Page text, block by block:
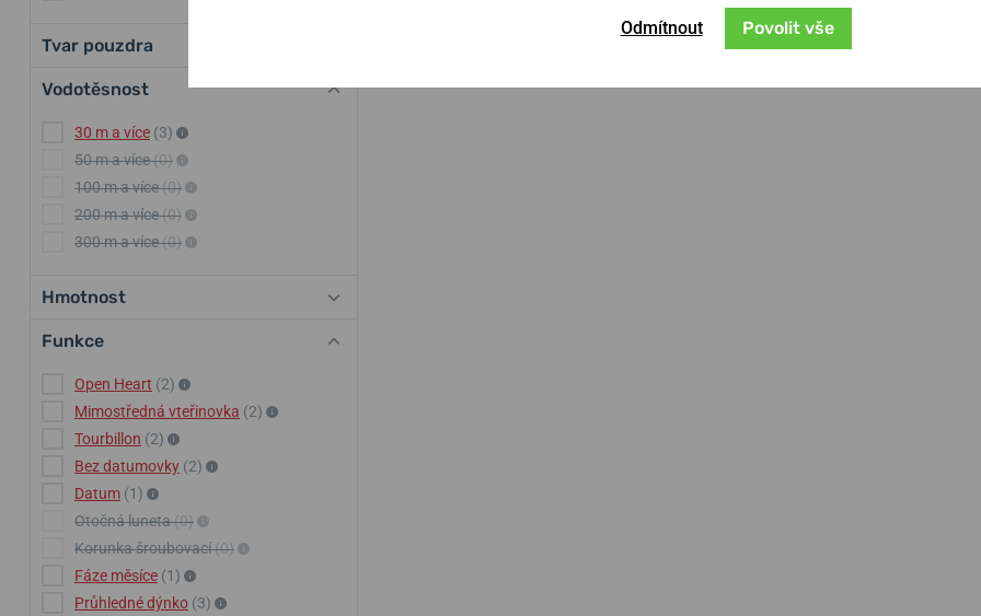
Tvar pouzdra
Vodotěsnost
30 m a více (3)
50 m a více(0)
100 m a více(0)
200 m a více(0)
300 m a více(0)
Hmotnost
Funkce
Open Heart (2)
Mimostředná vteřinovka (2)
Tourbillon (2)
Bez datumovky (2)
Datum (1)
Otočná luneta(0)
Korunka šroubovací(0)
Fáze měsíce (1)
Průhledné dýnko (3)
Odmítnout Povolit vše